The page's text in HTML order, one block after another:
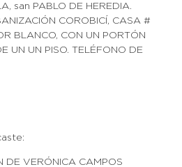
san PABLO DE HEREDIA.
COROBICÍ, CASA #
BLANCO, CON UN PORTÓN
UN UN PISO. TELÉFONO DE
DE VERÓNICA CAMPOS